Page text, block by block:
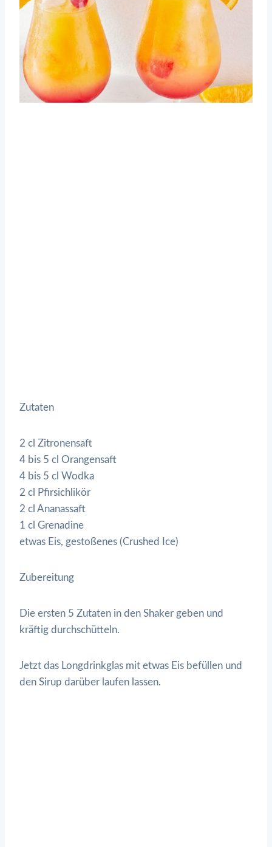
Zutaten
2 cl Zitronensaft
4 bis 5 cl Orangensaft
4 bis 5 cl Wodka
2 cl Pfirsichlikör
2 cl Ananassaft
1 cl Grenadine
etwas Eis, gestoßenes (Crushed Ice)
Zubereitung
Die ersten 5 Zutaten in den Shaker geben und
kräftig durchschütteln.
Jetzt das Longdrinkglas mit etwas Eis befüllen und
den Sirup darüber laufen lassen.